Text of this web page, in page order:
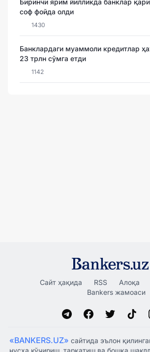
соф фойда олди
1430
Банклардаги муаммоли кредитлар
23 трлн сўмга етди
1142
Сайт ҳақида RSS Алоқа
Bankers жамоаси
«BANKERS.UZ» сайтида эълон
нусха кўчириш, тарқатиш ва бошқа